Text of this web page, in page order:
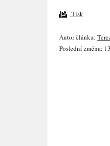
Tisk
Autor článku:
Poslední změna: